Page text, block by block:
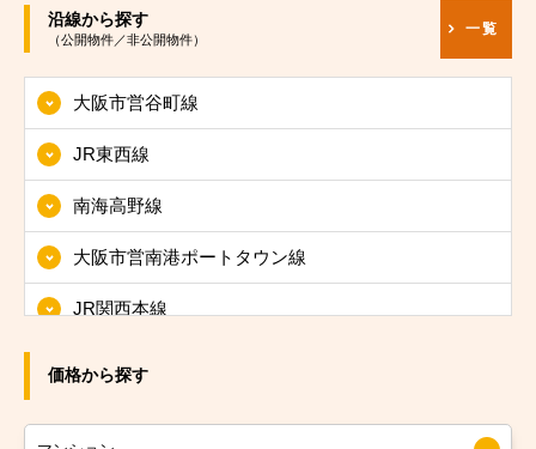
大阪市大正区
大阪市浪速区
大阪市西淀川区
大阪市東淀川区
大阪市東成区
大阪市生野区
大阪市旭区
大阪市城東区
沿線から探す
（公開物件／非公開物件）
一覧
大阪市営谷町線
JR東西線
南海高野線
大阪市営南港ポートタウン線
JR関西本線
価格から探す